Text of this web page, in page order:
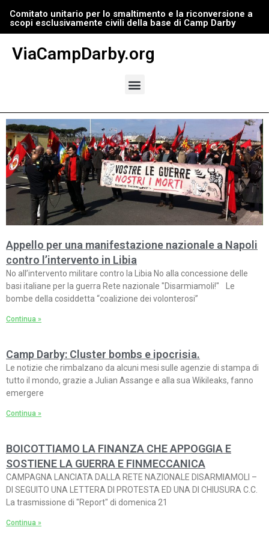
Vai
al
contenuto
Comitato unitario per lo smaltimento e la riconversione a
scopi esclusivamente civili della base di Camp Darby
ViaCampDarby.org
Appello per una manifestazione nazionale a Napoli
contro l’intervento in Libia
No all’intervento militare contro la Libia No alla concessione delle
basi italiane per la guerra Rete nazionale "Disarmiamoli!" Le
bombe della cosiddetta “coalizione dei volonterosi”
Continua »
Camp Darby: Cluster bombs e ipocrisia.
Le notizie che rimbalzano da alcuni mesi sulle agenzie di stampa di
tutto il mondo, grazie a Julian Assange e alla sua Wikileaks, fanno
emergere
Continua »
BOICOTTIAMO LA FINANZA CHE APPOGGIA E
SOSTIENE LA GUERRA E FINMECCANICA
CAMPAGNA LANCIATA DALLA RETE NAZIONALE DISARMIAMOLI –
DI SEGUITO UNA LETTERA DI PROTESTA ED UNA DI CHIUSURA C.C.
La trasmissione di "Report" di domenica 21
Continua »